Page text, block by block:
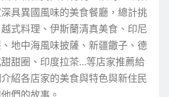
具異國風味的美食餐廳， 總計挑
式料理、伊斯蘭清真美食、印尼
地中海風味披薩、新疆饊子、德
甜圈、 印度拉茶…等店家推薦給
介紹各店家的美食與特色與新住民